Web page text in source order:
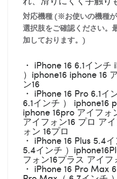
対応機種 (※お使いの機種
選択肢をご確認ください。
加しております。)
・ iPhone 16 6.1イン
）iphone16 iphone 16
ン16
・ iPhone 16 Pro 6.1イ
6.1インチ ） iphone16
iphone 16pro アイフォ
アイフォン16 プロ ア
ォン 16プロ
・ iPhone 16 Plus 5.4
5.4インチ ）
フォン16プラス アイフ
・ iPhone 16 Pro Max